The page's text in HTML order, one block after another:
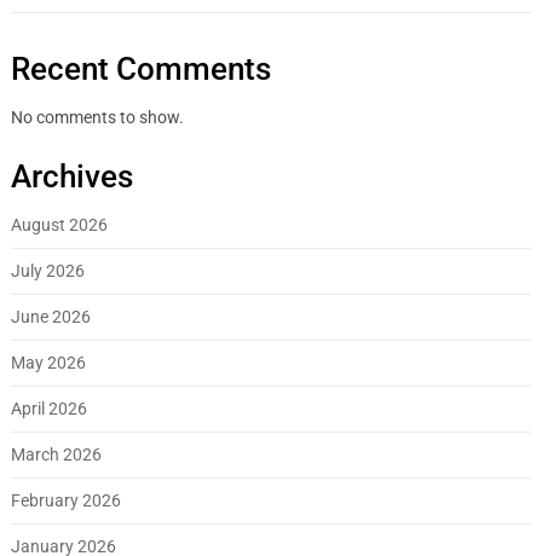
Recent Comments
No comments to show.
Archives
August 2026
July 2026
June 2026
May 2026
April 2026
March 2026
February 2026
January 2026